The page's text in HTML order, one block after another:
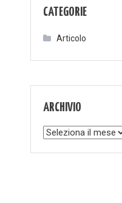
CATEGORIE
Articolo
ARCHIVIO
Archivio